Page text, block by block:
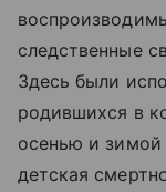
следственные
Здесь были
родившихся в
осенью и зимой
детская